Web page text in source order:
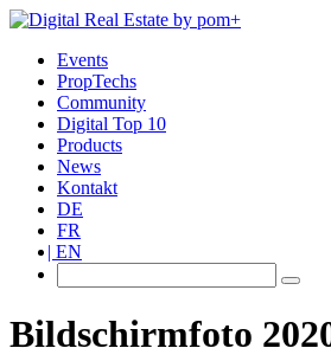
Events
PropTechs
Community
Digital Top 10
Products
News
Kontakt
DE
FR
EN
Bildschirmfoto